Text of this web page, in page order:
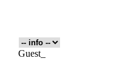
Guest_